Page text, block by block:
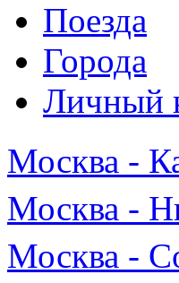
Поезда
Города
Личный
Москва -
Москва -
Москва -